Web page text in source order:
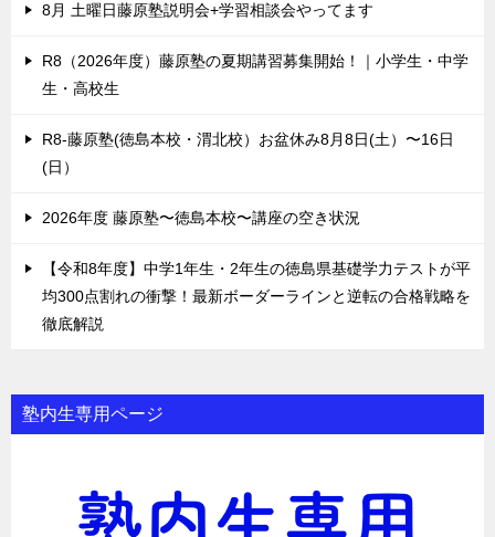
8月 土曜日藤原塾説明会+学習相談会やってます
R8（2026年度）藤原塾の夏期講習募集開始！｜小学生・中学
生・高校生
R8-藤原塾(徳島本校・渭北校）お盆休み8月8日(土）〜16日
(日）
2026年度 藤原塾〜徳島本校〜講座の空き状況
【令和8年度】中学1年生・2年生の徳島県基礎学力テストが平
均300点割れの衝撃！最新ボーダーラインと逆転の合格戦略を
徹底解説
塾内生専用ページ